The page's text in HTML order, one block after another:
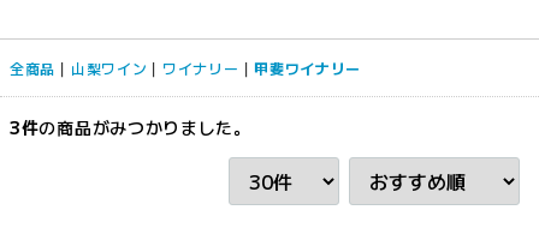
全商品 山梨ワイン ワイナリー 甲斐ワイナリー
3件の商品がみつかりました。